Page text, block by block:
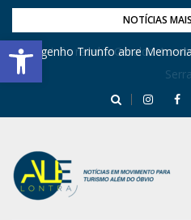
Barra de Ferramentas Aberta
NOTÍCIAS
Dona Inês recebe Geraldo
Engenho Triunfo abre